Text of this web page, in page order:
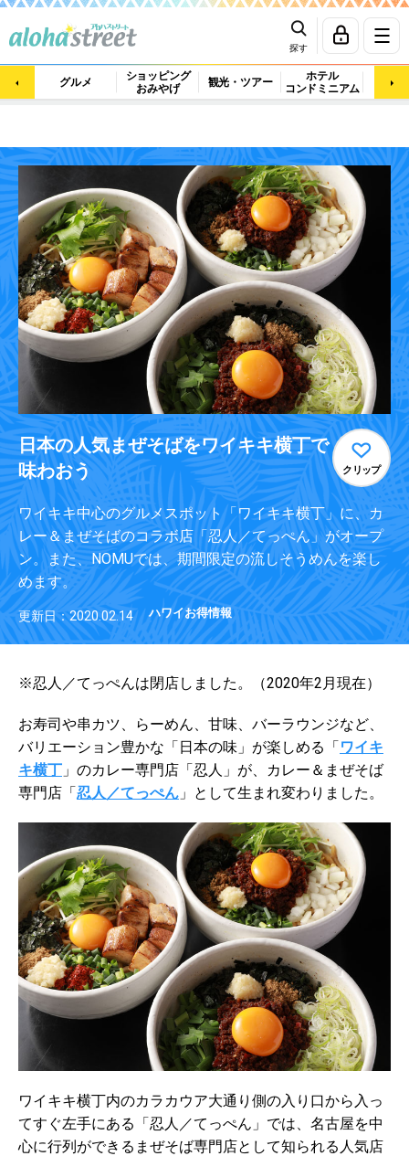
探す
グルメ
ショッピング
おみやげ
観光・ツアー
ホテル
コンドミニアム
マッ
日本の人気まぜそばをワイキキ横丁で
味わおう
クリップ
ワイキキ中心のグルメスポット「ワイキキ横丁」に、カ
レー＆まぜそばのコラボ店「忍人／てっぺん」がオープ
ン。また、NOMUでは、期間限定の流しそうめんを楽し
めます。
更新日：2020.02.14 ハワイお得情報
※忍人／てっぺんは閉店しました。（2020年2月現在）
お寿司や串カツ、らーめん、甘味、バーラウンジなど、
バリエーション豊かな「日本の味」が楽しめる「ワイキ
キ横丁 」のカレー専門店「忍人」が、カレー＆まぜそば
専門店「忍人／てっぺん 」として生まれ変わりました。
ワイキキ横丁内のカラカウア大通り側の入り口から入っ
てすぐ左手にある「忍人／てっぺん」では、名古屋を中
心に行列ができるまぜそば専門店として知られる人気店